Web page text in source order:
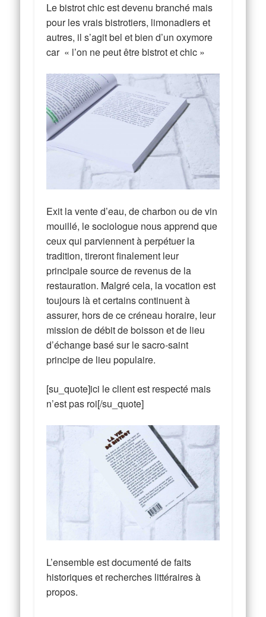
Le bistrot chic est devenu branché mais
pour les vrais bistrotiers, limonadiers et
autres, il s’agit bel et bien d’un oxymore
car « l’on ne peut être bistrot et chic »
Exit la vente d’eau, de charbon ou de vin
mouillé, le sociologue nous apprend que
ceux qui parviennent à perpétuer la
tradition, tireront finalement leur
principale source de revenus de la
restauration. Malgré cela, la vocation est
toujours là et certains continuent à
assurer, hors de ce créneau horaire, leur
mission de débit de boisson et de lieu
d’échange basé sur le sacro-saint
principe de lieu populaire.
[su_quote]ici le client est respecté mais
n’est pas roi[/su_quote]
L’ensemble est documenté de faits
historiques et recherches littéraires à
propos.